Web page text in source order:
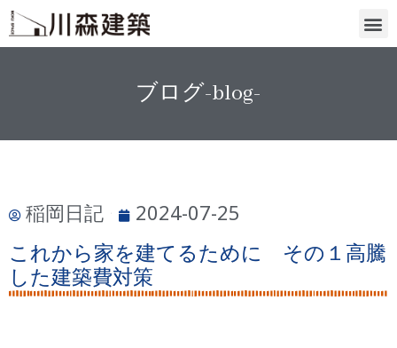
ブログ-blog-
稲岡日記 2024-07-25
これから家を建てるために その１高騰
した建築費対策